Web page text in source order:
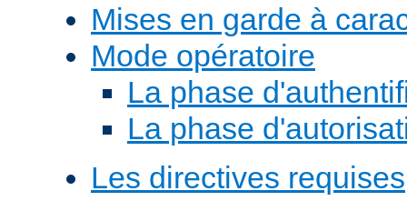
Mises en garde à
Mode opératoire
La phase
La phase
Les directives requises